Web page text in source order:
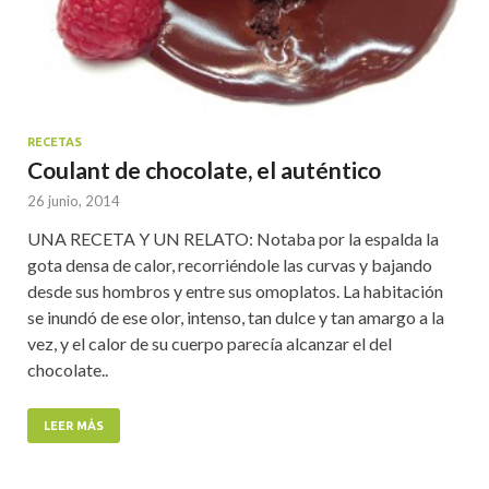
RECETAS
Coulant de chocolate, el auténtico
26 junio, 2014
UNA RECETA Y UN RELATO: Notaba por la espalda la
gota densa de calor, recorriéndole las curvas y bajando
desde sus hombros y entre sus omoplatos. La habitación
se inundó de ese olor, intenso, tan dulce y tan amargo a la
vez, y el calor de su cuerpo parecía alcanzar el del
chocolate..
LEER MÁS